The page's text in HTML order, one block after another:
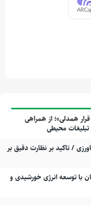
اصفهانی از پویش «۲۵ درجه؛ قرار همدلی»؛ از همراهی
تبلیغات محیطی
/ تاکید بر نظارت دقیق بر
مصرف برق منطقه ۷ اصفهان با توسعه انرژی خورشیدی و